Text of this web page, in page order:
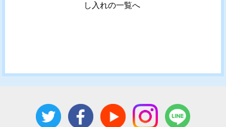
し入れの一覧へ